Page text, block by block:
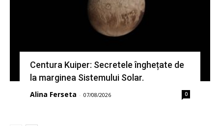
Centura Kuiper: Secretele înghețate de
la marginea Sistemului Solar.
Alina Ferseta - 07/08/2026 0